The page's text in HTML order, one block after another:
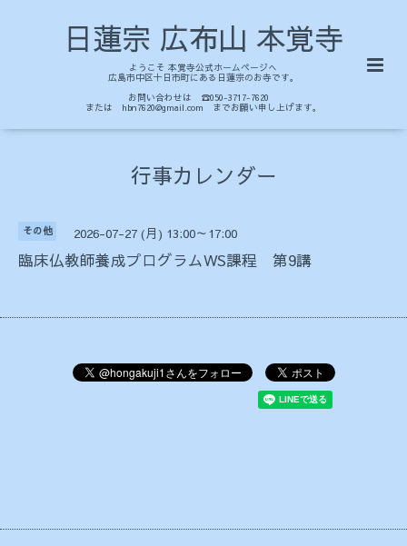
日蓮宗 広布山 本覚寺
ようこそ 本覚寺公式ホームページへ
広島市中区十日市町にある日蓮宗のお寺です。
お問い合わせは ☎050-3717-7620
または hbn7620@gmail.com までお願い申し上げます。
行事カレンダー
その他 2026-07-27 (月) 13:00～17:00
臨床仏教師養成プログラムWS課程 第9講